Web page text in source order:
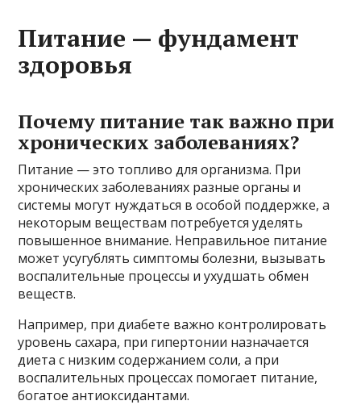
Питание — фундамент
здоровья
Почему питание так важно при
хронических заболеваниях?
Питание — это топливо для организма. При
хронических заболеваниях разные органы и
системы могут нуждаться в особой поддержке, а
некоторым веществам потребуется уделять
повышенное внимание. Неправильное питание
может усугублять симптомы болезни, вызывать
воспалительные процессы и ухудшать обмен
веществ.
Например, при диабете важно контролировать
уровень сахара, при гипертонии назначается
диета с низким содержанием соли, а при
воспалительных процессах помогает питание,
богатое антиоксидантами.